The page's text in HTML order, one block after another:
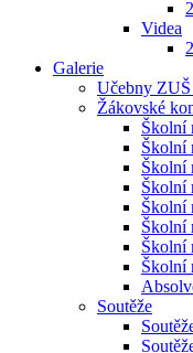
Videa
Galerie
Učebny ZUŠ
Žákovské
Školní
Školní
Školní
Školní
Školní
Školní
Školní
Školní
Soutěže